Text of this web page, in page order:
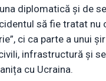
diplomatică și de
să fie tratat nu
ci ca parte a unui
infrastructură și
cu Ucraina.